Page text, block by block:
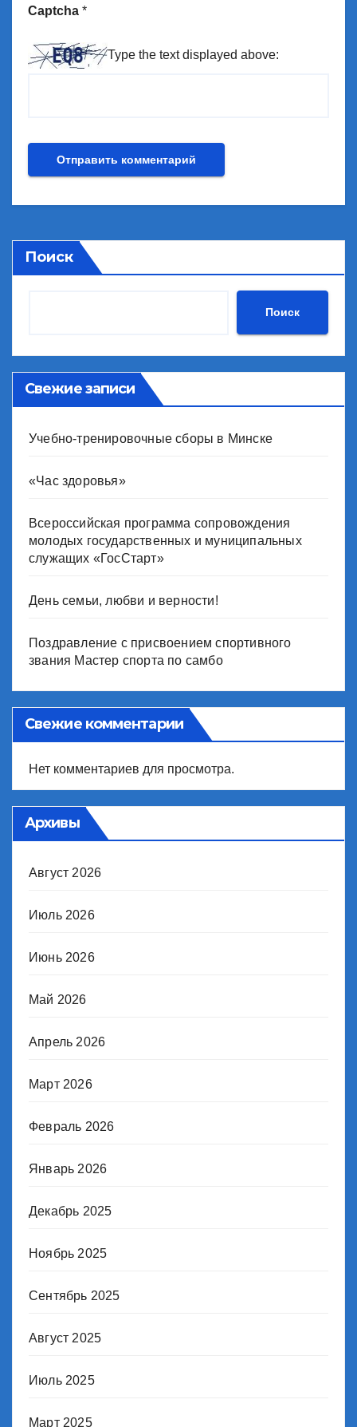
Captcha *
Type the text displayed above:
Поиск
Поиск
Свежие записи
Учебно-тренировочные сборы в Минске
«Час здоровья»
Всероссийская программа сопровождения
молодых государственных и муниципальных
служащих «ГосСтарт»
День семьи, любви и верности!
Поздравление с присвоением спортивного
звания Мастер спорта по самбо
Свежие комментарии
Нет комментариев для просмотра.
Архивы
Август 2026
Июль 2026
Июнь 2026
Май 2026
Апрель 2026
Март 2026
Февраль 2026
Январь 2026
Декабрь 2025
Ноябрь 2025
Сентябрь 2025
Август 2025
Июль 2025
Март 2025